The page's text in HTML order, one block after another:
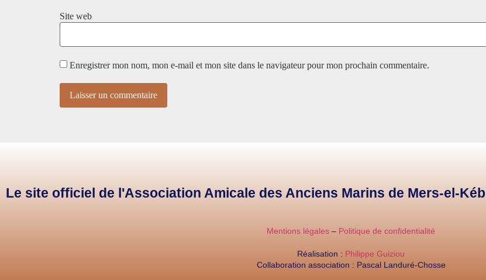
Site web
Enregistrer mon nom, mon e-mail et mon site dans le navigateur pour mon prochain commentaire.
Le site officiel de l'Association Amicale des Anciens Marins de Mers-el-
Mentions légales – Politique de confidentialité
Réalisation : Philippe Guiziou
Collaboration association : Pascal Landuré-Chosse